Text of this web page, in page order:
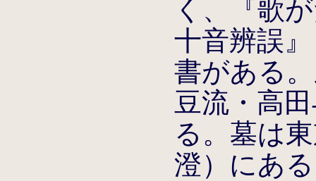
く、『歌
十音辨誤
書がある
豆流・高
る。墓は
澄）にあ